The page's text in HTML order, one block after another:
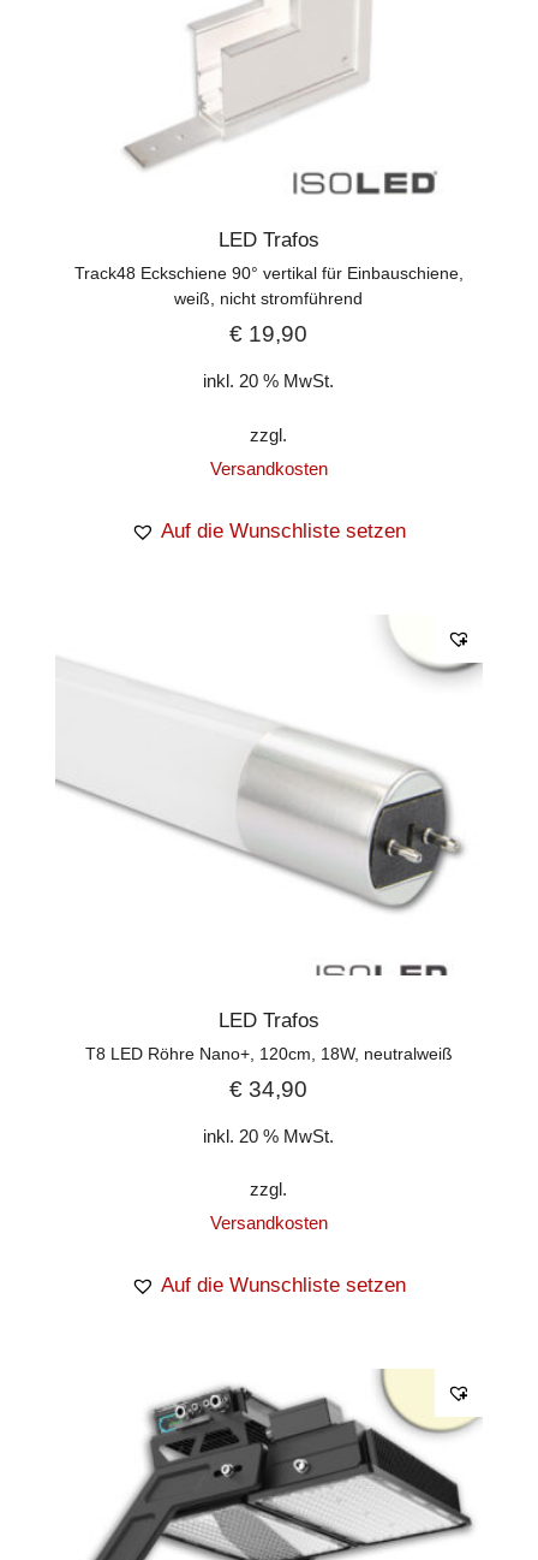
LED Trafos
Track48 Eckschiene 90° vertikal für Einbauschiene,
weiß, nicht stromführend
€ 19,90
inkl. 20 % MwSt.
zzgl.
Versandkosten
Auf die Wunschliste setzen
LED Trafos
T8 LED Röhre Nano+, 120cm, 18W, neutralweiß
€ 34,90
inkl. 20 % MwSt.
zzgl.
Versandkosten
Auf die Wunschliste setzen